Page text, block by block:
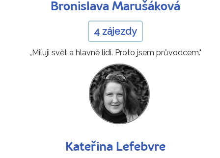
Bronislava Marušáková
4 zájezdy
„Miluji svět a hlavně lidi. Proto jsem průvodcem."
Kateřina Lefebvre